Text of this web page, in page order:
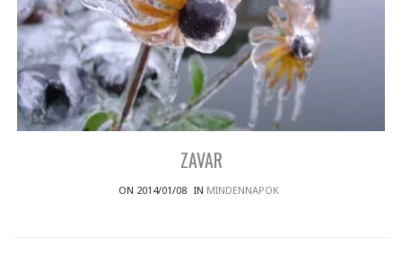
ZAVAR
ON 2014/01/08 IN MINDENNAPOK